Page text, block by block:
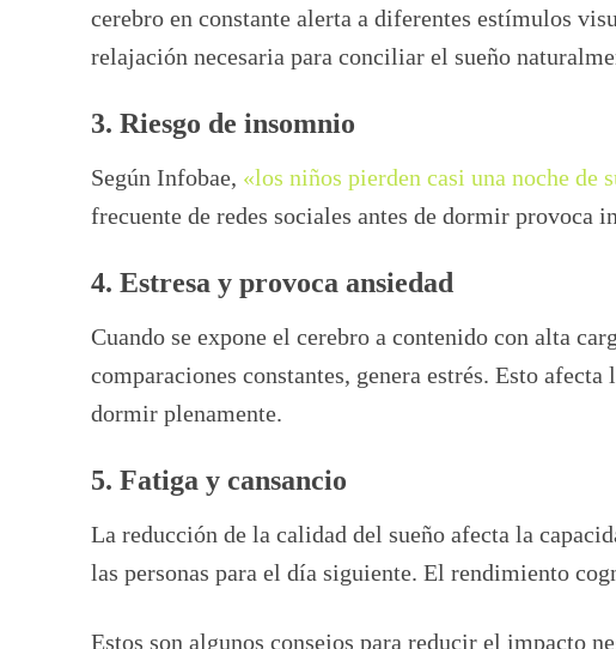
cerebro en constante alerta a diferentes estímulos
relajación necesaria para conciliar el sueño
3. Riesgo de insomnio
Según Infobae, «los niños pierden casi una noche de
frecuente de redes sociales antes de dormir provoca
4. Estresa y provoca ansiedad
Cuando se expone el cerebro a contenido con alta
comparaciones constantes, genera estrés. Esto
dormir plenamente.
5. Fatiga y cansancio
La reducción de la calidad del sueño afecta la
las personas para el día siguiente. El rendimiento
Estos son algunos consejos para reducir el impacto